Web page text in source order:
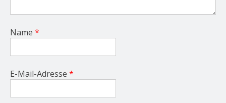
Name *
E-Mail-Adresse *